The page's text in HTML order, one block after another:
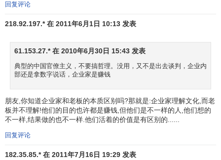
回复评论
218.92.197.* 在 2011年6月1日 10:13 发表
61.153.27.* 在 2010年6月30日 15:43 发表
典型的中国官僚主义，不要搞哲理。没用，又不是出去谈判，企业内
部还是拿数字说话，企业家是赚钱
朋友,你知道企业家和老板的本质区别吗?那就是:企业家理解文化,而老
板并不理解!他们的目的也许都是赚钱,但他们是不一样的人,他们想的
不一样,结果做的也不一样.他们活着的价值是有区别的......
回复评论
182.35.85.* 在 2011年7月16日 19:29 发表